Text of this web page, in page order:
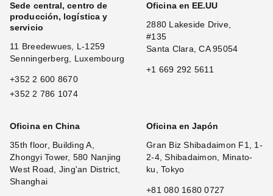
Sede central, centro de
producción, logística y
servicio
11 Breedewues, L-1259
Senningerberg, Luxembourg
+352 2 600 8670
+352 2 786 1074
Oficina en EE.UU
2880 Lakeside Drive,
#135
Santa Clara, CA 95054
+1 669 292 5611
Oficina en China
35th floor, Building A,
Zhongyi Tower, 580 Nanjing
West Road, Jing'an District,
Shanghai
Oficina en Japón
Gran Biz Shibadaimon F1, 1-
2-4, Shibadaimon, Minato-
ku, Tokyo
+81 080 1680 0727